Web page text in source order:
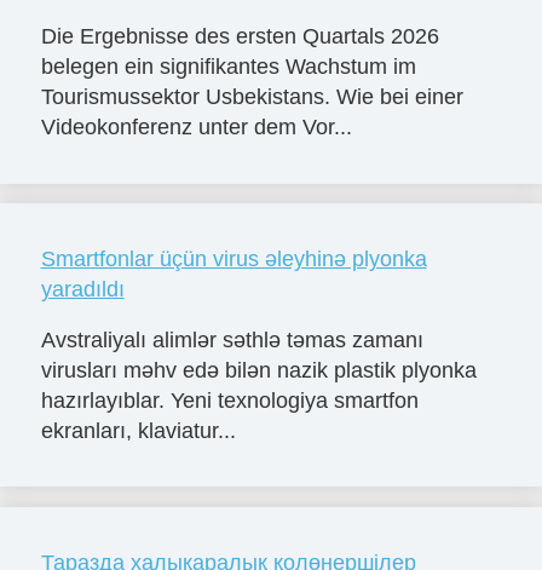
Die Ergebnisse des ersten Quartals 2026
belegen ein signifikantes Wachstum im
Tourismussektor Usbekistans. Wie bei einer
Videokonferenz unter dem Vor...
Smartfonlar üçün virus əleyhinə plyonka
yaradıldı
Avstraliyalı alimlər səthlə təmas zamanı
virusları məhv edə bilən nazik plastik plyonka
hazırlayıblar. Yeni texnologiya smartfon
ekranları, klaviatur...
Таразда халықаралық қолөнершілер